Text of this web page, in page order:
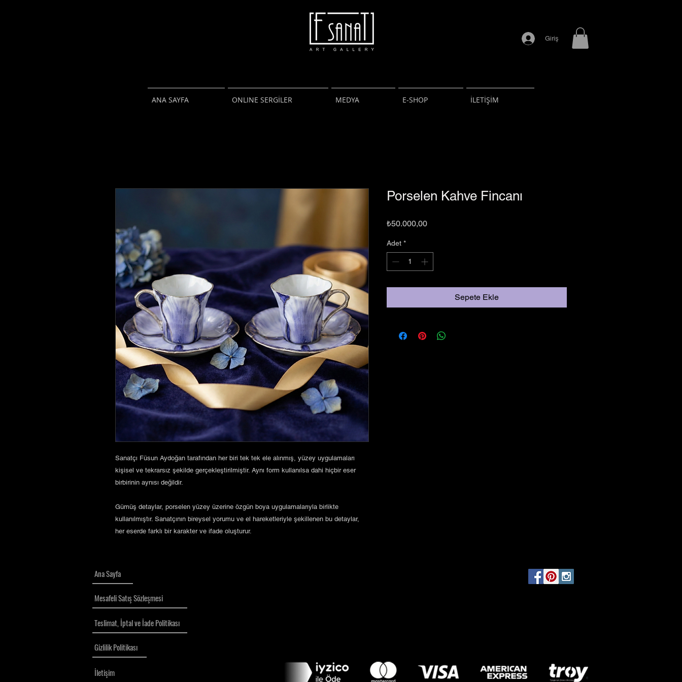
Giriş
ANA SAYFA ONLINE SERGİLER MEDYA E-SHOP İLETİŞİM
Sanatçı Füsun Aydoğan tarafından her biri tek tek ele alınmış, yüzey uygulamaları
kişisel ve tekrarsız şekilde gerçekleştirilmiştir. Aynı form kullanılsa dahi hiçbir eser
birbirinin aynısı değildir.
Gümüş detaylar, porselen yüzey üzerine özgün boya uygulamalarıyla birlikte
kullanılmıştır. Sanatçının bireysel yorumu ve el hareketleriyle şekillenen bu detaylar,
her eserde farklı bir karakter ve ifade oluşturur.
Porselen Kahve Fincanı
₺50.000,00Fiyat
Adet *
Sepete Ekle
Ana Sayfa
Mesafeli Satış Sözleşmesi
Teslimat, İptal ve İade Politikası
Gizlilik Politikası
İletişim